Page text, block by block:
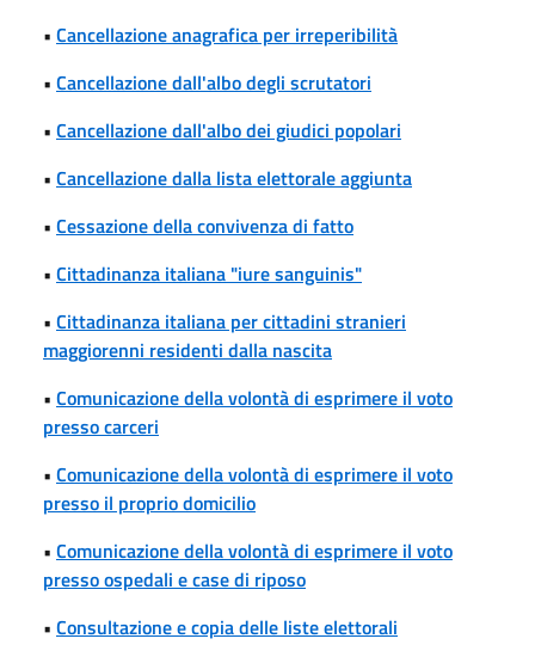
• Cancellazione anagrafica per irreperibilità
• Cancellazione dall'albo degli scrutatori
• Cancellazione dall'albo dei giudici popolari
• Cancellazione dalla lista elettorale aggiunta
• Cessazione della convivenza di fatto
• Cittadinanza italiana "iure sanguinis"
• Cittadinanza italiana per cittadini stranieri
maggiorenni residenti dalla nascita
• Comunicazione della volontà di esprimere il voto
presso carceri
• Comunicazione della volontà di esprimere il voto
presso il proprio domicilio
• Comunicazione della volontà di esprimere il voto
presso ospedali e case di riposo
• Consultazione e copia delle liste elettorali